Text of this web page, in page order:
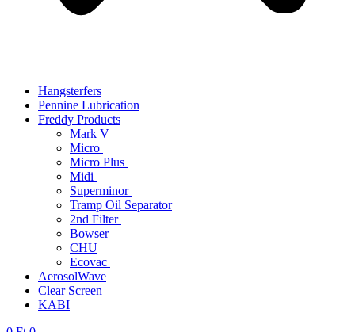
Hangsterfers
Pennine Lubrication
Freddy Products
Mark V
Micro
Micro Plus
Midi
Superminor
Tramp Oil Separator
2nd Filter
Bowser
CHU
Ecovac
AerosolWave
Clear Screen
KABI